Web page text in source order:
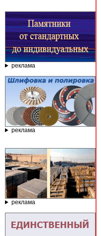
реклама
реклама
реклама